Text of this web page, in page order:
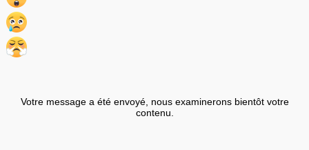
Votre message a été envoyé, nous examinerons bientôt votre
contenu.